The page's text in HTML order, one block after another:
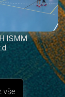
ISMM
vše